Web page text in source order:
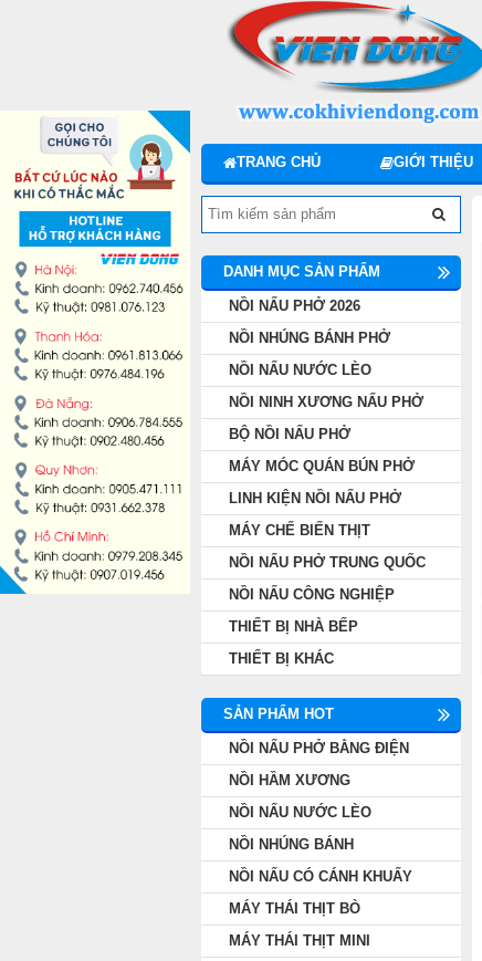
TRANG CHỦ GIỚI THIỆU
DANH MỤC SẢN PHẨM
NỒI NẤU PHỞ 2026
NỒI NHÚNG BÁNH PHỞ
NỒI NẤU NƯỚC LÈO
NỒI NINH XƯƠNG NẤU PHỞ
BỘ NỒI NẤU PHỞ
MÁY MÓC QUÁN BÚN PHỞ
LINH KIỆN NỒI NẤU PHỞ
MÁY CHẾ BIẾN THỊT
NỒI NẤU PHỞ TRUNG QUỐC
NỒI NẤU CÔNG NGHIỆP
THIẾT BỊ NHÀ BẾP
THIẾT BỊ KHÁC
SẢN PHẨM HOT
NỒI NẤU PHỞ BẰNG ĐIỆN
NỒI HẦM XƯƠNG
NỒI NẤU NƯỚC LÈO
NỒI NHÚNG BÁNH
NỒI NẤU CÓ CÁNH KHUẤY
MÁY THÁI THỊT BÒ
MÁY THÁI THỊT MINI
NỒI NHÚNG BÁNH PHỞ
NỒI NẤU NƯỚC LÈO
NỒI NINH XƯƠNG NẤU PHỞ
BỘ NỒI NẤU PHỞ
MÁY MÓC QUÁN BÚN PHỞ
LINH KIỆN NỒI NẤU PHỞ
MÁY CHẾ BIẾN THỊT
NỒI NẤU PHỞ TRUNG QUỐC
NỒI NẤU CÔNG NGHIỆP